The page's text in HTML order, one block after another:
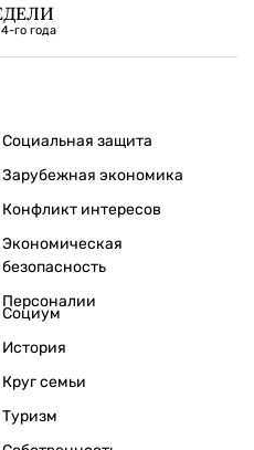
го года
Социальная защита
Зарубежная экономика
Конфликт интересов
Экономическая
безопасность
Персоналии
Социум
История
Круг семьи
Туризм